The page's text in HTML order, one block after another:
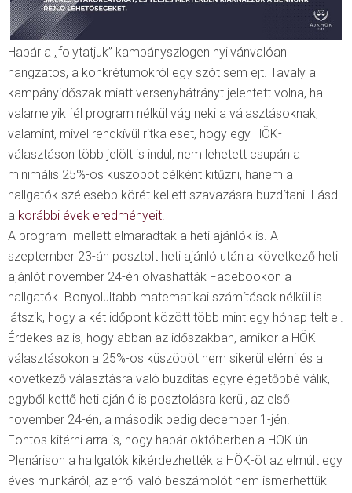
Habár a „folytatjuk” kampányszlogen nyilvánvalóan
hangzatos, a konkrétumokról egy szót sem ejt. Tavaly a
kampányidőszak miatt versenyhátrányt jelentett volna, ha
valamelyik fél program nélkül vág neki a választásoknak,
valamint, mivel rendkívül ritka eset, hogy egy HÖK-
választáson több jelölt is indul, nem lehetett csupán a
minimális 25%-os küszöböt célként kitűzni, hanem a
hallgatók szélesebb körét kellett szavazásra buzdítani. Lásd
a korábbi évek eredményeit.
A program mellett elmaradtak a heti ajánlók is. A
szeptember 23-án posztolt heti ajánló után a következő heti
ajánlót november 24-én olvashatták Facebookon a
hallgatók. Bonyolultabb matematikai számítások nélkül is
látszik, hogy a két időpont között több mint egy hónap telt el.
Érdekes az is, hogy abban az időszakban, amikor a HÖK-
választásokon a 25%-os küszöböt nem sikerül elérni és a
következő választásra való buzdítás egyre égetőbbé válik,
egyből kettő heti ajánló is posztolásra kerül, az első
november 24-én, a második pedig december 1-jén.
Fontos kitérni arra is, hogy habár októberben a HÖK ún.
Plenárison a hallgatók kikérdezhették a HÖK-öt az elmúlt egy
éves munkáról, az erről való beszámolót nem ismerhettük